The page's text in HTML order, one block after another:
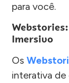
para você.
Imersivo
Os
interativa